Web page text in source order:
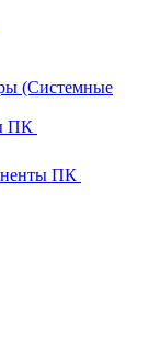
(Системные
ПК
ПК